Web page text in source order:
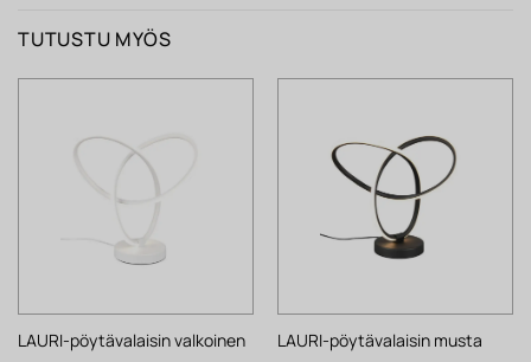
TUTUSTU MYÖS
LAURI-pöytävalaisin valkoinen LAURI-pöytävalaisin musta